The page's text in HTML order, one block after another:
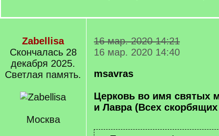
Zabellisa
Cкончалась 28
декабря 2025.
Светлая память.
Москва
16 мар. 2020 14:21
16 мар. 2020 14:40
msavras
Церковь во имя святых
и Лавра (Всех